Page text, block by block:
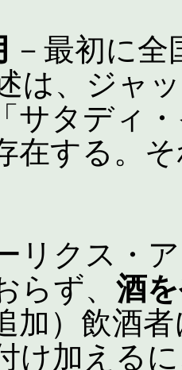
－最初に
は、ジャ
サタディ
在する。
リクス・
らず、 酒
加）飲酒
け加える